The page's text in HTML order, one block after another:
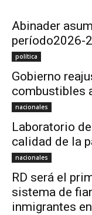
Abinader
período2026-
política
Gobierno
combustibles
nacionales
Laboratorio
calidad de la
nacionales
RD será el
sistema de
inmigrantes